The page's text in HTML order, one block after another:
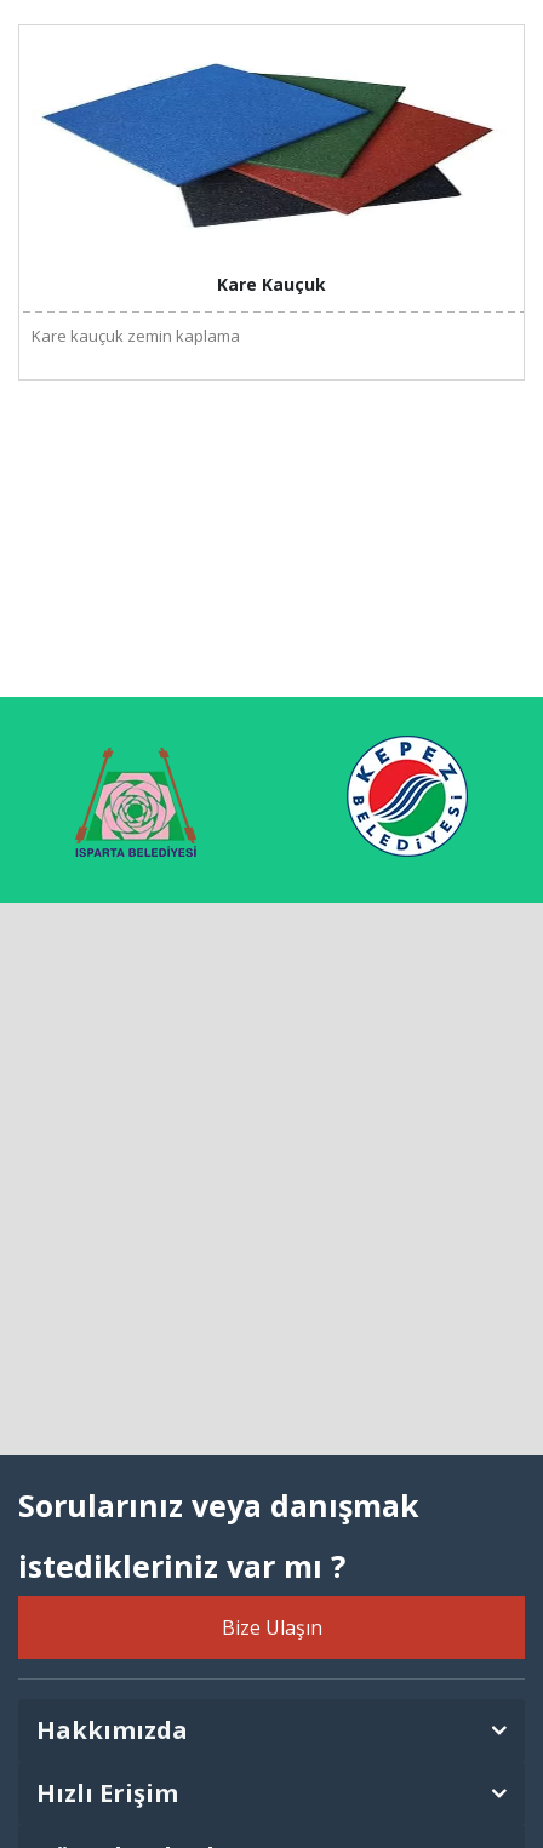
Kare Kauçuk
Kare kauçuk zemin kaplama
Sorularınız veya danışmak
istedikleriniz var mı ?
Bize Ulaşın
Hakkımızda
Hızlı Erişim